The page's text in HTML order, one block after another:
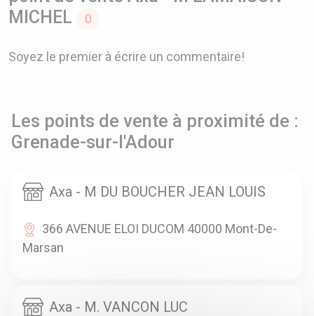
MICHEL
0
Soyez le premier à écrire un commentaire!
Les points de vente à proximité de :
Grenade-sur-l'Adour
Axa - M DU BOUCHER JEAN LOUIS
366 AVENUE ELOI DUCOM 40000 Mont-De-
Marsan
Axa - M. VANCON LUC